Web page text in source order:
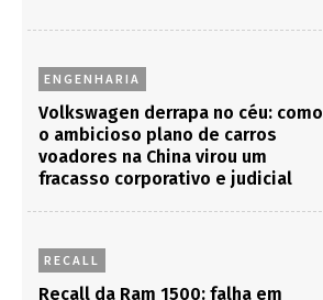
ENGENHARIA
Volkswagen derrapa no céu: como
o ambicioso plano de carros
voadores na China virou um
fracasso corporativo e judicial
RECALL
Recall da Ram 1500: falha em